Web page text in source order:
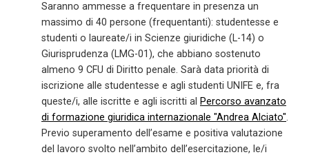
Saranno ammesse a frequentare in presenza un
massimo di 40 persone (frequentanti): studentesse e
studenti o laureate/i in Scienze giuridiche (L-14) o
Giurisprudenza (LMG-01), che abbiano sostenuto
almeno 9 CFU di Diritto penale. Sarà data priorità di
iscrizione alle studentesse e agli studenti UNIFE e, fra
queste/i, alle iscritte e agli iscritti al Percorso avanzato
di formazione giuridica internazionale "Andrea Alciato".
Previo superamento dell’esame e positiva valutazione
del lavoro svolto nell’ambito dell’esercitazione, le/i